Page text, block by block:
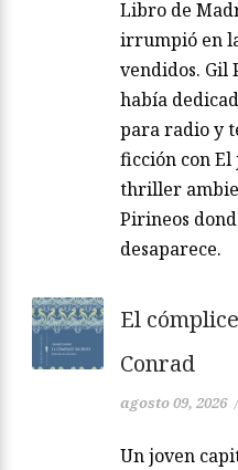
Libro de
irrumpió en
vendidos. Gil
había
para radio y
ficción con El
thriller
Pirineos
desaparece.
El
Conrad
agosto 09, 2026 /
Un joven